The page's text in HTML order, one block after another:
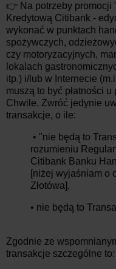
👉 Na potrzeby promocji
Kredytową Citibank -
wykonać w punktach
spożywczych,
czy motoryzacyjnych,
lokalach
itp.) i/lub w Internecie
muszą to być płatności
Chwile. Zwróć jedynie
transakcje, o ile:
• "nie będą to
rozumieniu
Citibank Banku
[niżej wyjaśniam o
Złotówa],
• nie będą to
Zgodnie ze
transakcje szczególne to: